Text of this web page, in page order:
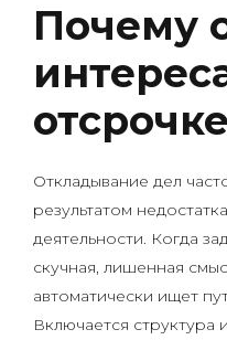
Почему
Откладывание дел
результатом
деятельности. Когда
скучная, лишенная
автоматически ищет
Включается структура